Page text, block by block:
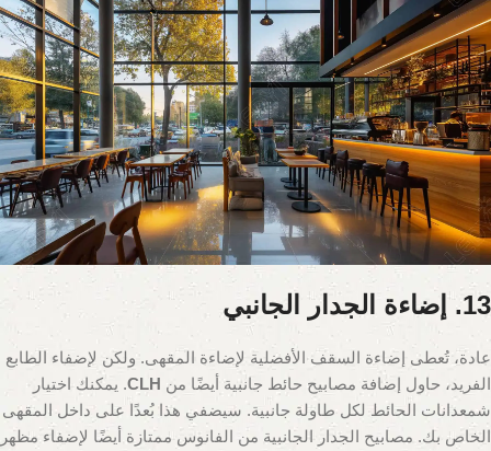
13. إضاءة الجدار الجانبي
عادة، تُعطى إضاءة السقف الأفضلية لإضاءة المقهى. ولكن لإضفاء الطابع
الفريد، حاول إضافة مصابيح حائط جانبية أيضًا من CLH. يمكنك اختيار
شمعدانات الحائط لكل طاولة جانبية. سيضفي هذا بُعدًا على داخل المقهى
الخاص بك. مصابيح الجدار الجانبية من الفانوس ممتازة أيضًا لإضفاء مظهر